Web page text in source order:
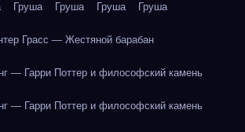
Груша Груша Груша Груша
Грасс — Жестяной барабан
— Гарри Поттер и философский камень
— Гарри Поттер и философский камень